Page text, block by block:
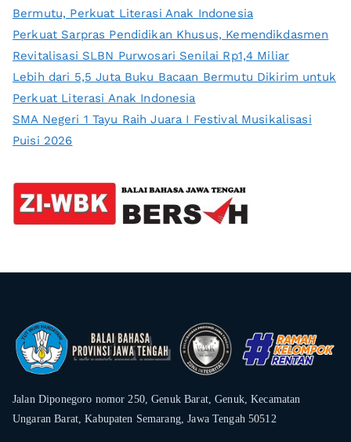
Bermutu, Perkuat Literasi Anak Indonesia
Perkuat Sarpras Pendidikan Khusus, Kemendikdasmen
Revitalisasi SLBN Purwosari Senilai Rp1,4 Miliar
Lebih dari 5,5 Juta Buku Bacaan Bermutu Dikirim untuk
Perkuat Literasi Anak Indonesia
SMA Negeri 1 Tayu Raih Juara I Festival Musikalisasi
Puisi 2026
Jalan Diponegoro nomor 250, Genuk Barat, Genuk, Kecamatan
Ungaran Barat, Kabupaten Semarang, Jawa Tengah 50512